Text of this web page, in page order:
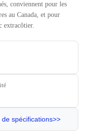
conviennent pour les
au Canada, et pour
extracôtier.
spécifications>>